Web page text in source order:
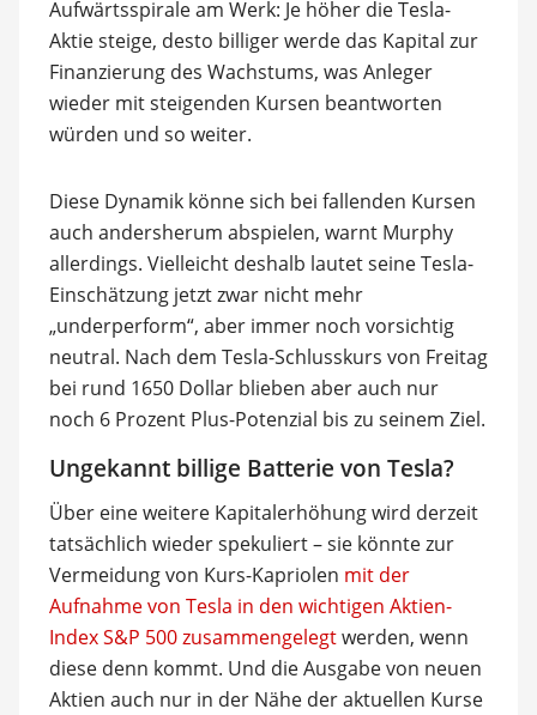
Aufwärtsspirale am Werk: Je höher die Tesla-
Aktie steige, desto billiger werde das Kapital zur
Finanzierung des Wachstums, was Anleger
wieder mit steigenden Kursen beantworten
würden und so weiter.
Diese Dynamik könne sich bei fallenden Kursen
auch andersherum abspielen, warnt Murphy
allerdings. Vielleicht deshalb lautet seine Tesla-
Einschätzung jetzt zwar nicht mehr
„underperform“, aber immer noch vorsichtig
neutral. Nach dem Tesla-Schlusskurs von Freitag
bei rund 1650 Dollar blieben aber auch nur
noch 6 Prozent Plus-Potenzial bis zu seinem Ziel.
Ungekannt billige Batterie von Tesla?
Über eine weitere Kapitalerhöhung wird derzeit
tatsächlich wieder spekuliert – sie könnte zur
Vermeidung von Kurs-Kapriolen mit der
Aufnahme von Tesla in den wichtigen Aktien-
Index S&P 500 zusammengelegtwerden, wenn
diese denn kommt. Und die Ausgabe von neuen
Aktien auch nur in der Nähe der aktuellen Kurse